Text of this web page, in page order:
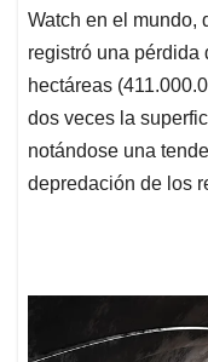
Watch en el mundo,
registró una pérdida
hectáreas
dos veces la
notándose una
depredación de los